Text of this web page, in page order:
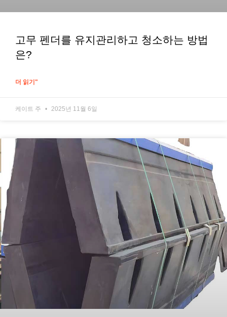
고무 펜더를 유지관리하고 청소하는 방법
은?
더 읽기"
케이트 주 2025년 11월 6일